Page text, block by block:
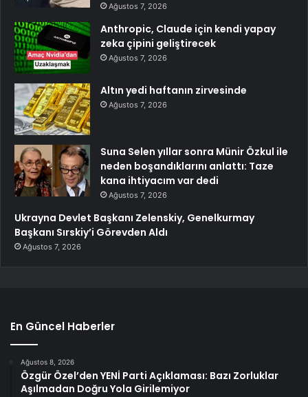
Ağustos 7, 2026
Anthropic, Claude için kendi yapay
zeka çipini geliştirecek
Ağustos 7, 2026
Altın yedi haftanın zirvesinde
Ağustos 7, 2026
Suna Selen yıllar sonra Münir Özkul ile
neden boşandıklarını anlattı: Taze
kana ihtiyacım var dedi
Ağustos 7, 2026
Ukrayna Devlet Başkanı Zelenskiy, Genelkurmay
Başkanı Sırskiy’i Görevden Aldı
Ağustos 7, 2026
En Güncel Haberler
Ağustos 8, 2026
Özgür Özel’den YENİ Parti Açıklaması: Bazı Zorluklar
Aşılmadan Doğru Yola Girilemiyor